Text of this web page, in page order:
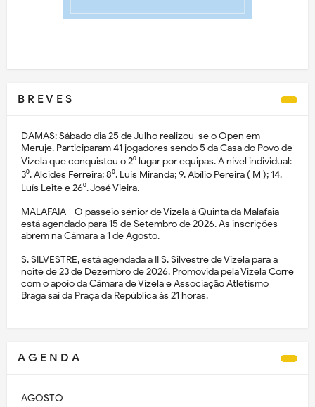
B R E V E S
DAMAS: Sábado dia 25 de Julho realizou-se o Open em
Meruje. Participaram 41 jogadores sendo 5 da Casa do Povo de
Vizela que conquistou o 2⁰ lugar por equipas. A nível individual:
3⁰. Alcides Ferreira; 8⁰. Luís Miranda; 9. Abílio Pereira ( M ); 14.
Luís Leite e 26⁰. José Vieira.
MALAFAIA - O passeio sénior de Vizela à Quinta da Malafaia
está agendado para 15 de Setembro de 2026. As inscrições
abrem na Câmara a 1 de Agosto.
S. SILVESTRE, está agendada a II S. Silvestre de Vizela para a
noite de 23 de Dezembro de 2026. Promovida pela Vizela Corre
com o apoio da Câmara de Vizela e Associação Atletismo
Braga sai da Praça da República às 21 horas.
A G E N D A
AGOSTO